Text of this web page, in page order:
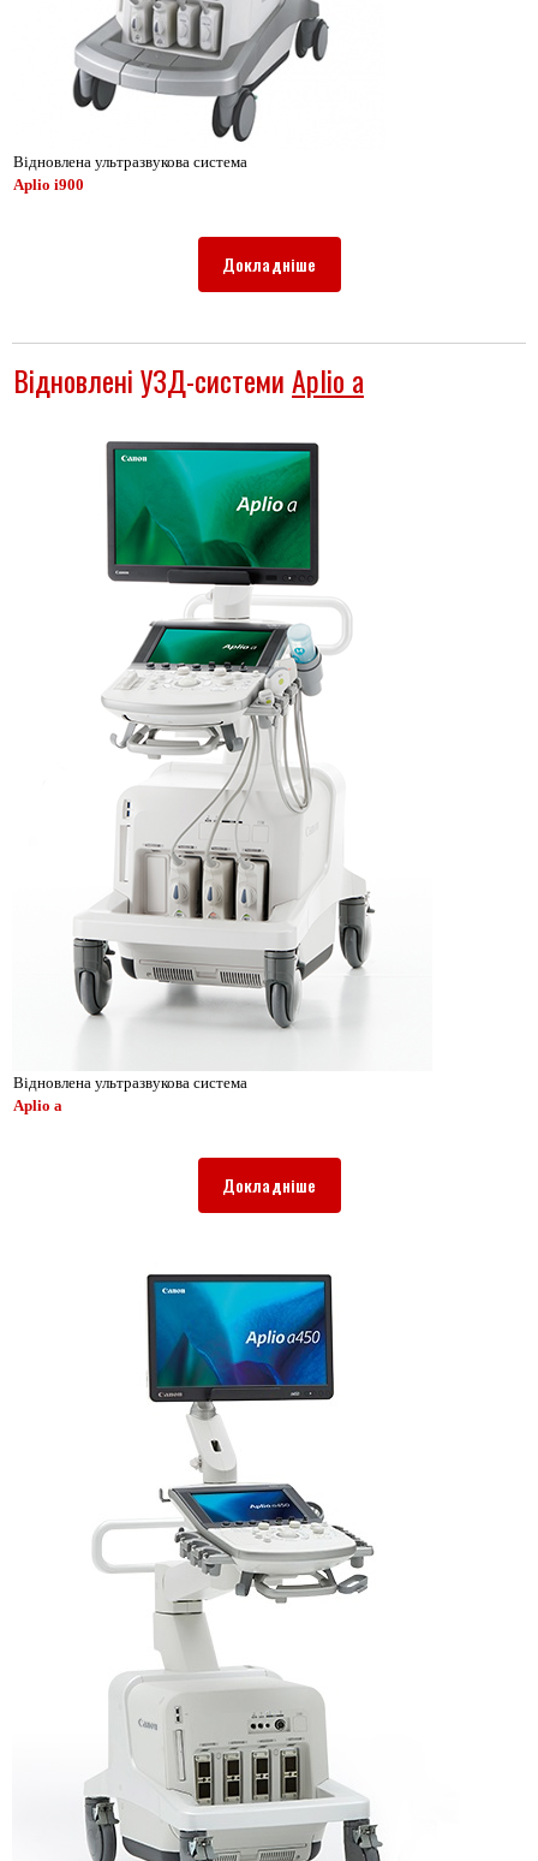
Відновлена ультразвукова система
Aplio i900
Докладніше
Відновлені УЗД-системиAplio a
Відновлена ультразвукова система
Aplio a
Докладніше